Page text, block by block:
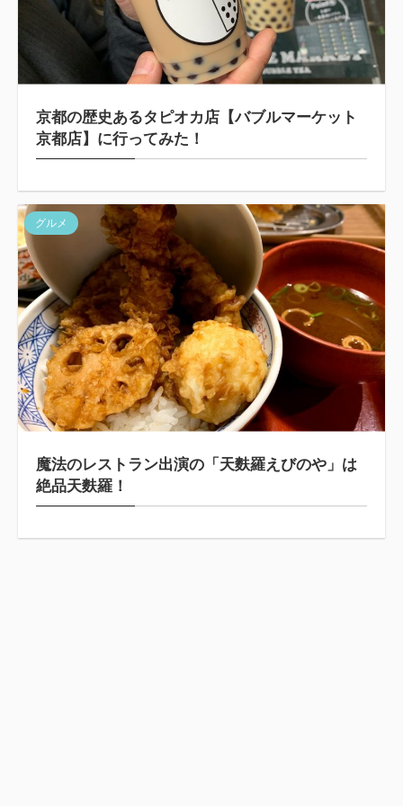
京都の歴史あるタピオカ店【バブルマーケット
京都店】に行ってみた！
グルメ
魔法のレストラン出演の「天麩羅えびのや」は
絶品天麩羅！